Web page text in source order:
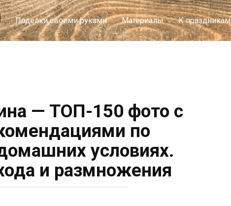
Поделки своими руками Материалы К праздникам
— ТОП-150 фото с
по
условиях.
и размножения